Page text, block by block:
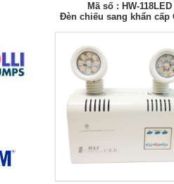
Mã số : HW-118LED
Đèn chiếu sang khẩn cấp